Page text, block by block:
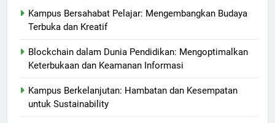
Kampus Bersahabat Pelajar: Mengembangkan Budaya
Terbuka dan Kreatif
Blockchain dalam Dunia Pendidikan: Mengoptimalkan
Keterbukaan dan Keamanan Informasi
Kampus Berkelanjutan: Hambatan dan Kesempatan
untuk Sustainability